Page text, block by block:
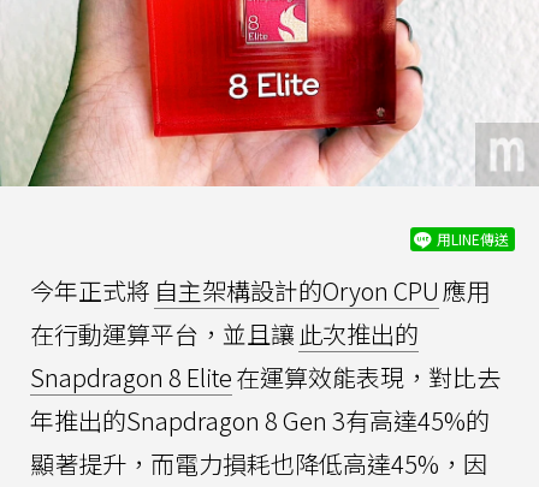
用LINE傳送
今年正式將 自主架構設計的Oryon CPU應用
在行動運算平台，並且讓 此次推出的
Snapdragon 8 Elite在運算效能表現，對比去
年推出的Snapdragon 8 Gen 3有高達45%的
顯著提升，而電力損耗也降低高達45%，因